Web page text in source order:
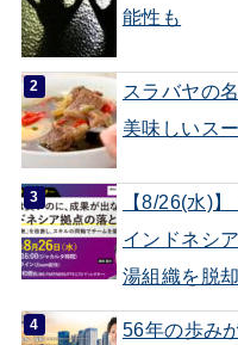
能性も
スラバヤの
美味しいス
【8/26(水)
インドネシ
湯組織を脱
56年の歩み